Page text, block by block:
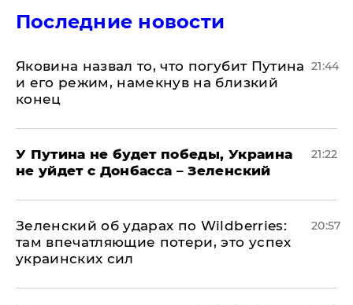
Последние новости
Яковина назвал то, что погубит Путина
и его режим, намекнув на близкий
конец
21:44
У Путина не будет победы, Украина
не уйдет с Донбасса – Зеленский
21:22
Зеленский об ударах по Wildberries:
там впечатляющие потери, это успех
украинских сил
20:57